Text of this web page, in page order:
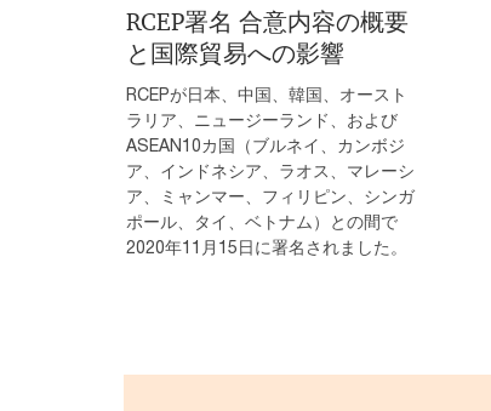
RCEP署名 合意内容の概要
と国際貿易への影響
RCEPが日本、中国、韓国、オースト
ラリア、ニュージーランド、および
ASEAN10カ国（ブルネイ、カンボジ
ア、インドネシア、ラオス、マレーシ
ア、ミャンマー、フィリピン、シンガ
ポール、タイ、ベトナム）との間で
2020年11月15日に署名されました。